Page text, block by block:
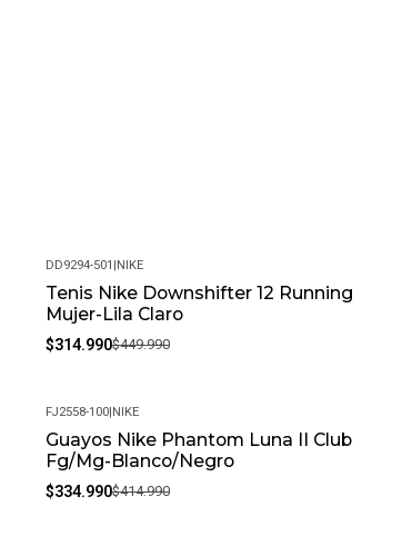
-30%
DD9294-501 |NIKE
Tenis Nike Downshifter 12 Running
Mujer-Lila Claro
$314.990$449.990
-19%
FJ2558-100|NIKE
Guayos Nike Phantom Luna II Club
Fg/Mg-Blanco/Negro
$334.990$414.990